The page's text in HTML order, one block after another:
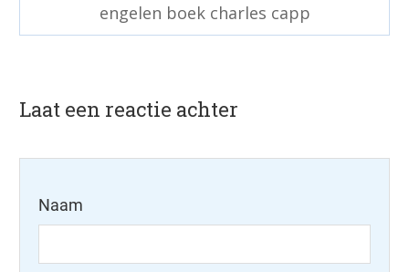
engelen boek charles capp
Laat een reactie achter
Naam